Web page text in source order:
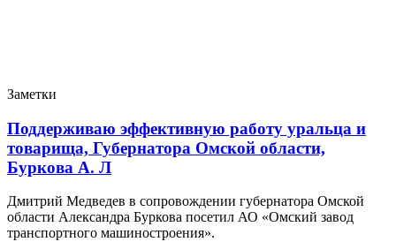
Заметки
Поддерживаю эффективную работу уральца и
товарища, Губернатора Омской области,
Буркова А. Л
Дмитрий Медведев в сопровождении губернатора Омской
области Александра Буркова посетил АО «Омский завод
транспортного машиностроения».